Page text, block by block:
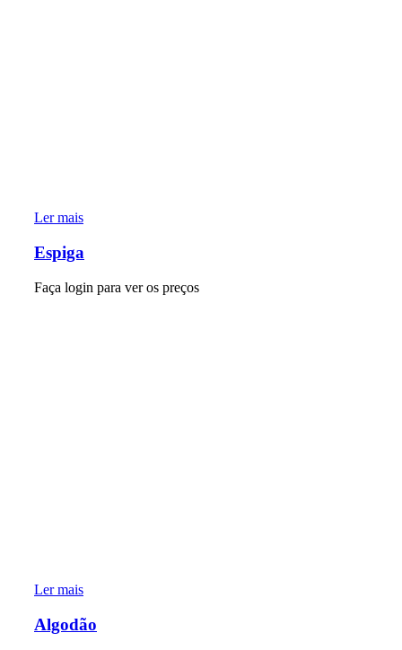
Ler mais
Espiga
Faça login para ver os preços
Ler mais
Algodão